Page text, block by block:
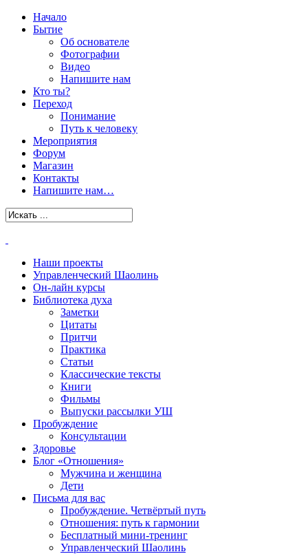
Начало
Бытие
Об основателе
Фотографии
Видео
Напишите нам
Кто ты?
Переход
Понимание
Путь к человеку
Мероприятия
Форум
Магазин
Контакты
Напишите нам…
Наши проекты
Управленческий Шаолинь
Он-лайн курсы
Библиотека духа
Заметки
Цитаты
Притчи
Практика
Статьи
Классические тексты
Книги
Фильмы
Выпуски рассылки УШ
Пробуждение
Консультации
Здоровье
Блог «Отношения»
Мужчина и женщина
Дети
Письма для вас
Пробуждение. Четвёртый путь
Отношения: путь к гармонии
Бесплатный мини-тренинг
Управленческий Шаолинь